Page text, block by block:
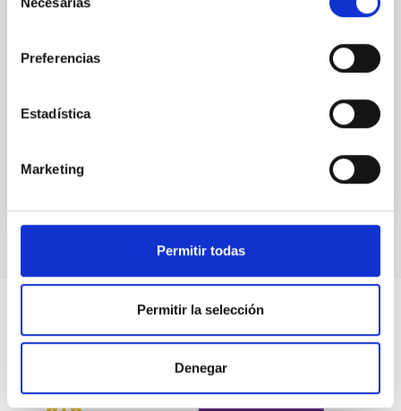
Preferencias
Estadística
Marketing
Permitir todas
Permitir la selección
Denegar
We observed the reflection nebula NGC 7023 at
emission features and...